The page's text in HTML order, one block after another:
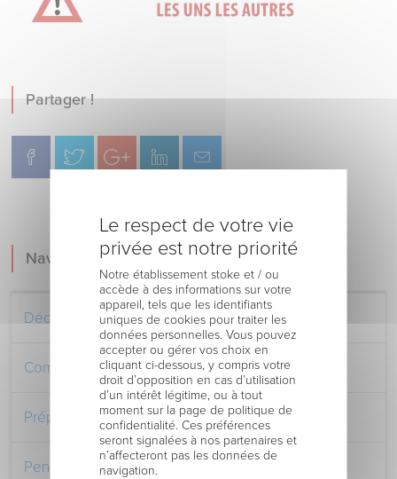
Partager !
Navigation
Découvrez le Centre Hospitalier
Comment venir au Centre Hospitalier
Préparer votre séjour à l’Hôpital
Pendant votre séjour à l’Hôpital
Le respect de votre vie
privée est notre priorité
Notre établissement stoke et / ou
accède à des informations sur votre
appareil, tels que les identifiants
uniques de cookies pour traiter les
données personnelles. Vous pouvez
accepter ou gérer vos choix en
cliquant ci-dessous, y compris votre
droit d’opposition en cas d’utilisation
d’un intérêt légitime, ou à tout
moment sur la page de politique de
confidentialité. Ces préférences
seront signalées à nos partenaires et
n’affecteront pas les données de
navigation.